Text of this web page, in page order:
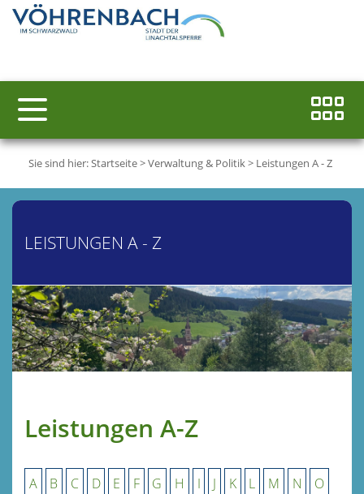
Sie sind hier:Startseite>Verwaltung & Politik> Leistungen A - Z
LEISTUNGEN A - Z
Leistungen A-Z
A B C D E F G H I J K L M N O